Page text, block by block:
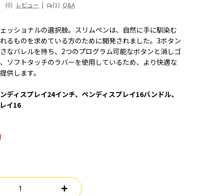
(0) レビュー | (1) Q&A
ッショナルの選択肢。スリムペンは、自然に手に馴染む
るものを求めている方のために開発されました。3ボタン
なバレルを持ち、2つのプログラム可能なボタンと消しゴ
ソフトタッチのラバーを使用しているため、より快適な
供します。
ディスプレイ24インチ、ペンディスプレイ16バンドル、
イ16